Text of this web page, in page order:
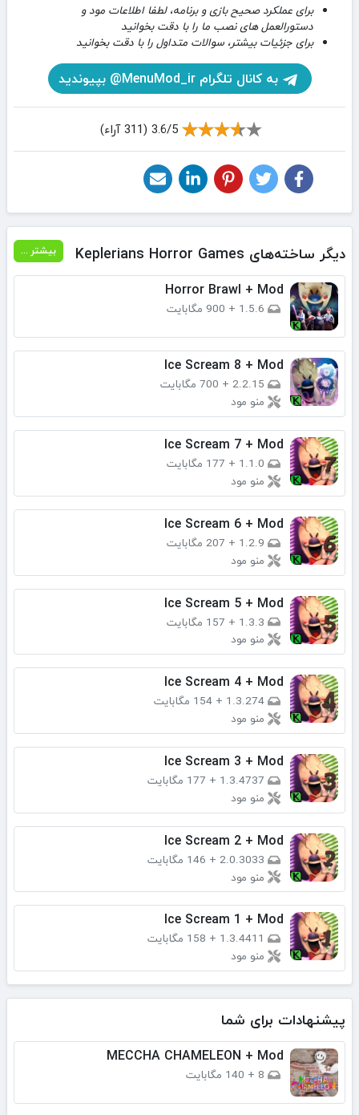
برای عملکرد صحیح بازی و برنامه، لطفا اطلاعات مود و
دستورالعمل های نصب ما را با دقت بخوانید
برای جزئیات بیشتر، سوالات متداول را با دقت بخوانید
به کانال تلگرام MenuMod_ir@ بپیوندید
3.6/5 (311 آراء)
دیگر ساخته‌های Keplerians Horror Games بیشتر ...
Horror Brawl + Mod
1.5.6
+ 900 مگابایت
Ice Scream 8 + Mod
2.2.15
+ 700 مگابایت
منو مود
Ice Scream 7 + Mod
1.1.0
+ 177 مگابایت
منو مود
Ice Scream 6 + Mod
1.2.9
+ 207 مگابایت
منو مود
Ice Scream 5 + Mod
1.3.3
+ 157 مگابایت
منو مود
Ice Scream 4 + Mod
1.3.274
+ 154 مگابایت
منو مود
Ice Scream 3 + Mod
1.3.4737
+ 177 مگابایت
منو مود
Ice Scream 2 + Mod
2.0.3033
+ 146 مگابایت
منو مود
Ice Scream 1 + Mod
1.3.4411
+ 158 مگابایت
منو مود
پیشنهادات برای شما
MECCHA CHAMELEON + Mod
8
+ 140 مگابایت